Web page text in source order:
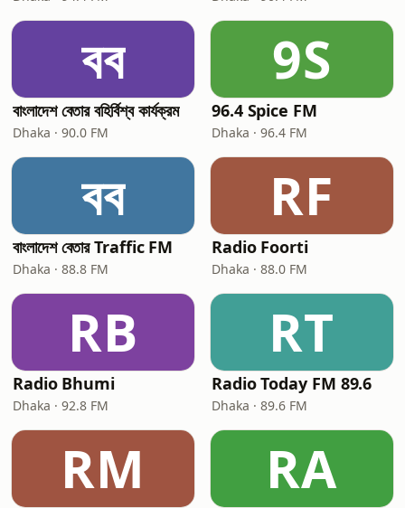
বব
বাংলাদেশ বেতার বহির্বিশ্ব কার্যক্রম
Dhaka · 90.0 FM
9S
96.4 Spice FM
Dhaka · 96.4 FM
বব
বাংলাদেশ বেতার Traffic FM
Dhaka · 88.8 FM
RF
Radio Foorti
Dhaka · 88.0 FM
RB
Radio Bhumi
Dhaka · 92.8 FM
RT
Radio Today FM 89.6
Dhaka · 89.6 FM
RM RA